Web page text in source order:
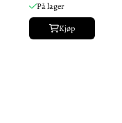
På lager
Kjøp